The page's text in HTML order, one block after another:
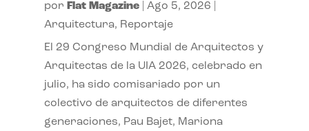
por Flat Magazine| Ago 5, 2026
Arquitectura, Reportaje
El 29 Congreso Mundial de Arquitectos y
Arquitectas de la UIA 2026, celebrado en
julio, ha sido comisariado por un
colectivo de arquitectos de diferentes
generaciones, Pau Bajet, Mariona